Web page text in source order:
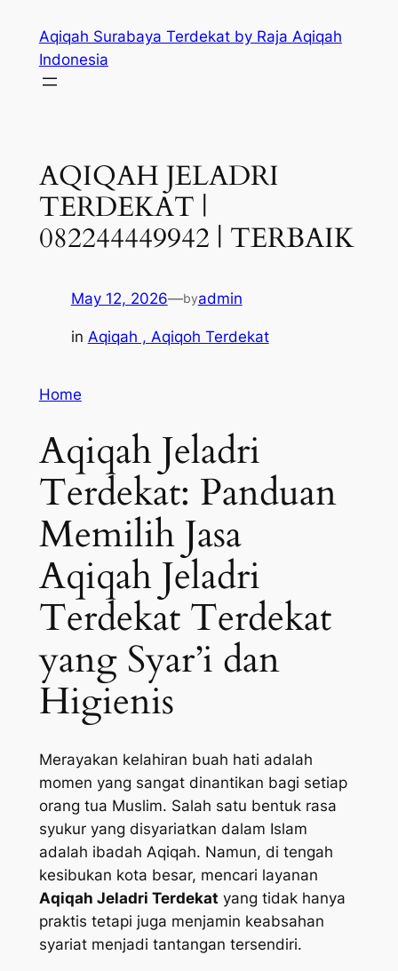
content
Aqiqah Surabaya Terdekat by Raja Aqiqah
Indonesia
AQIQAH JELADRI
TERDEKAT |
082244449942 | TERBAIK
May 12, 2026—byadmin
in Aqiqah , Aqiqoh Terdekat
Home
Aqiqah Jeladri
Terdekat: Panduan
Memilih Jasa
Aqiqah Jeladri
Terdekat Terdekat
yang Syar’i dan
Higienis
Merayakan kelahiran buah hati adalah
momen yang sangat dinantikan bagi setiap
orang tua Muslim. Salah satu bentuk rasa
syukur yang disyariatkan dalam Islam
adalah ibadah Aqiqah. Namun, di tengah
kesibukan kota besar, mencari layanan
Aqiqah Jeladri Terdekat yang tidak hanya
praktis tetapi juga menjamin keabsahan
syariat menjadi tantangan tersendiri.